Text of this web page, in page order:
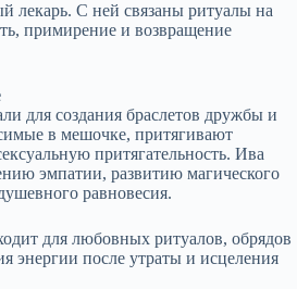
лекарь. С ней связаны ритуалы на
примирение и возвращение
для создания браслетов дружбы и
в мешочке, притягивают
притягательность. Ива
эмпатии, развитию магического
равновесия.
для любовных ритуалов, обрядов
энергии после утраты и исцеления